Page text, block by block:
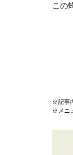
この
※記事
※メニ